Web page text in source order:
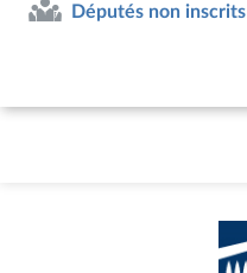
Députés non inscrits